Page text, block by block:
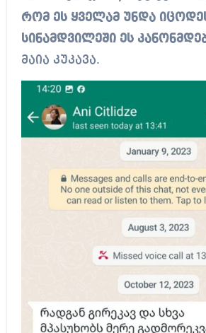
რომ ეს ყველამ უნდა
სინამდვილეში ეს
მაია კუკავა.